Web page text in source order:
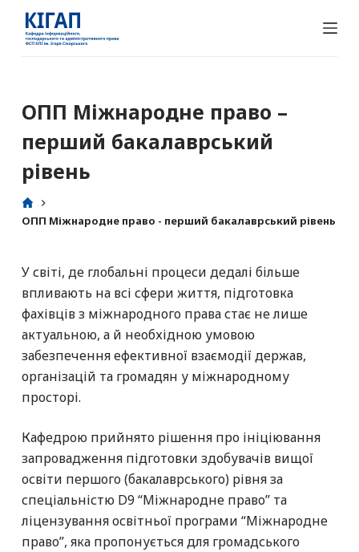
и
д
в
м
с
т
у
ОПП Міжнародне право –
перший бакалаврський
рівень
ОПП Міжнародне право - перший бакалаврський рівень
У світі, де глобальні процеси дедалі більше
впливають на всі сфери життя, підготовка
фахівців з міжнародного права стає не лише
актуальною, а й необхідною умовою
забезпечення ефективної взаємодії держав,
організацій та громадян у міжнародному
просторі.
Кафедрою прийнято рішення про ініціювання
запровадження підготовки здобувачів вищої
освіти першого (бакалаврського) рівня за
спеціальністю D9 “Міжнародне право” та
ліцензування освітньої програми “Міжнародне
право”, яка пропонується для громадського